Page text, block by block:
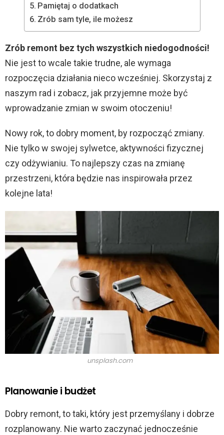
Pamiętaj o dodatkach
Zrób sam tyle, ile możesz
Zrób remont bez tych wszystkich niedogodności!
Nie jest to wcale takie trudne, ale wymaga
rozpoczęcia działania nieco wcześniej. Skorzystaj z
naszym rad i zobacz, jak przyjemne może być
wprowadzanie zmian w swoim otoczeniu!
Nowy rok, to dobry moment, by rozpocząć zmiany.
Nie tylko w swojej sylwetce, aktywności fizycznej
czy odżywianiu. To najlepszy czas na zmianę
przestrzeni, która będzie nas inspirowała przez
kolejne lata!
unsplash.com
Planowanie i budżet
Dobry remont, to taki, który jest przemyślany i dobrze
rozplanowany. Nie warto zaczynać jednocześnie